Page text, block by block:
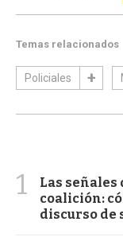
Temas relacionados
Policiales
1
Las señales
coalición:
discurso de